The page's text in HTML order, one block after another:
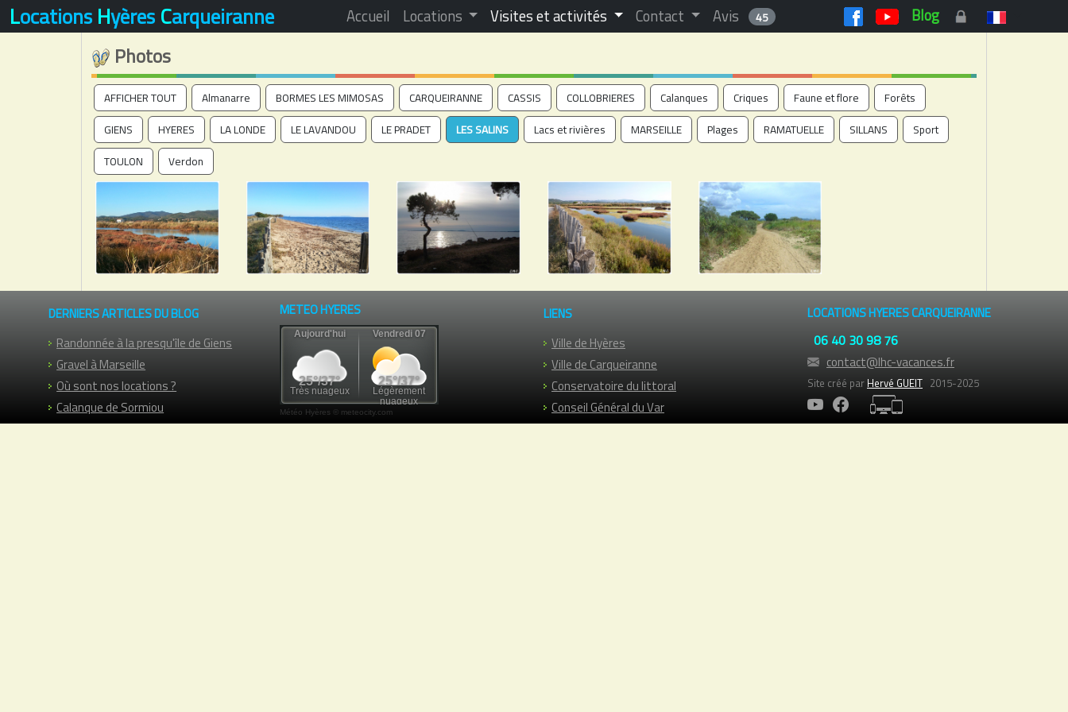
Locations Hyères Carqueiranne Accueil Locations Visites et activités Contact Avis 45 Blog
Photos
AFFICHER TOUT Almanarre BORMES LES MIMOSAS CARQUEIRANNE CASSIS COLLOBRIERES Calanques Criques Faune et flore
Forêts
GIENS
HYERES LA LONDE LE LAVANDOU LE PRADET LES SALINS Lacs et rivières MARSEILLE Plages RAMATUELLE SILLANS
Sport
TOULON
Verdon
DERNIERS ARTICLES DU BLOG
Randonnée à la presqu'île de Giens
Gravel à Marseille
Où sont nos locations ?
Calanque de Sormiou
METEO HYERES
Météo Hyères © meteocity.com
LIENS
Ville de Hyères
Ville de Carqueiranne
Conservatoire du littoral
Conseil Général du Var
LOCATIONS HYERES CARQUEIRANNE
06 40 30 98 76
contact@lhc-vacances.fr
Site créé par Hervé GUEIT 2015-2025